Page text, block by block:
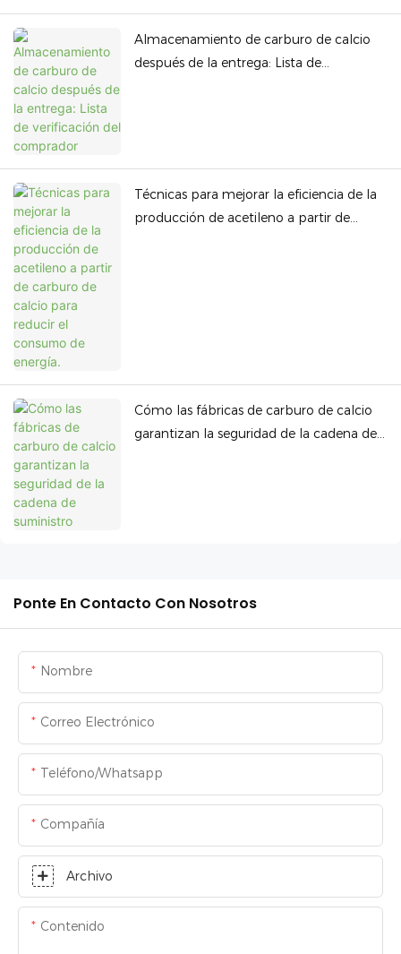
Almacenamiento de carburo de calcio
después de la entrega: Lista de
Técnicas para mejorar la eficiencia de la
producción de acetileno a partir de
Cómo las fábricas de carburo de calcio
garantizan la seguridad de la cadena de
Ponte En Contacto Con Nosotros
Nombre
Correo Electrónico
Teléfono/whatsapp
Compañía
Archivo
Contenido